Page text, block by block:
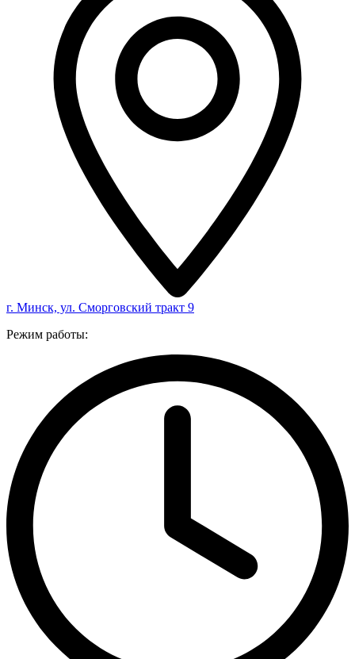
г. Минск, ул. Сморговский тракт 9
Режим работы: